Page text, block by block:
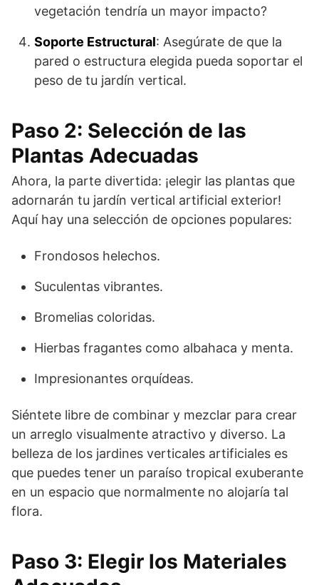
vegetación tendría un mayor impacto?
Soporte Estructural: Asegúrate de que la
pared o estructura elegida pueda soportar el
peso de tu jardín vertical.
Paso 2: Selección de las
Plantas Adecuadas
Ahora, la parte divertida: ¡elegir las plantas que
adornarán tu jardín vertical artificial exterior!
Aquí hay una selección de opciones populares:
Frondosos helechos.
Suculentas vibrantes.
Bromelias coloridas.
Hierbas fragantes como albahaca y menta.
Impresionantes orquídeas.
Siéntete libre de combinar y mezclar para crear
un arreglo visualmente atractivo y diverso. La
belleza de los jardines verticales artificiales es
que puedes tener un paraíso tropical exuberante
en un espacio que normalmente no alojaría tal
flora.
Paso 3: Elegir los Materiales